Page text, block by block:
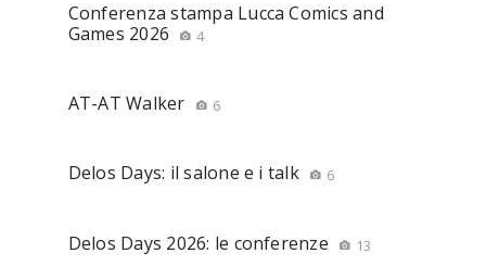
Conferenza stampa Lucca Comics and
Games 2026
4
AT-AT Walker 6
Delos Days: il salone e i talk 6
Delos Days 2026: le conferenze 13